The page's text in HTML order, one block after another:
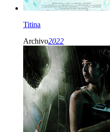
Titina
Archivo2022